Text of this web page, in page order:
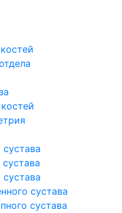
сустава
сустава